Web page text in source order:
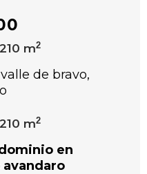
m2
de bravo,
m2
en
avandaro